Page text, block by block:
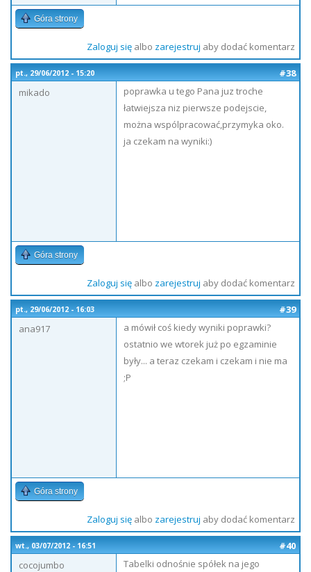
Góra strony
Zaloguj sięalbo zarejestruj aby dodać komentarz
pt., 29/06/2012 - 15:20
#38
mikado
poprawka u tego Pana juz troche
łatwiejsza niz pierwsze podejscie,
można wspólpracować,przymyka oko.
ja czekam na wyniki:)
Góra strony
Zaloguj sięalbo zarejestruj aby dodać komentarz
pt., 29/06/2012 - 16:03
#39
ana917
a mówił coś kiedy wyniki poprawki?
ostatnio we wtorek już po egzaminie
były... a teraz czekam i czekam i nie ma
;P
Góra strony
Zaloguj sięalbo zarejestruj aby dodać komentarz
wt., 03/07/2012 - 16:51
#40
cocojumbo
Tabelki odnośnie spółek na jego